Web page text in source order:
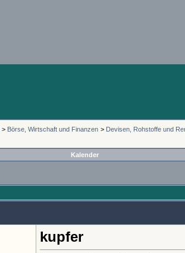
> Börse, Wirtschaft und Finanzen > Devisen, Rohstoffe und
Kalender
kupfer